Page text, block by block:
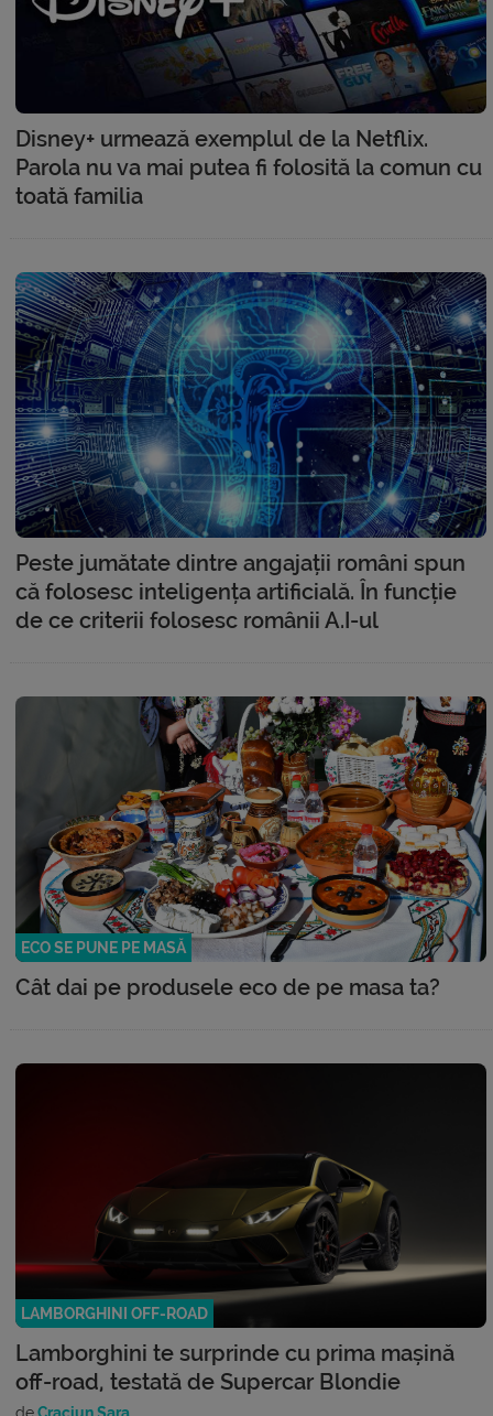
Disney+ urmează exemplul de la Netflix.
Parola nu va mai putea fi folosită la comun cu
toată familia
Peste jumătate dintre angajații români spun
că folosesc inteligența artificială. În funcție
de ce criterii folosesc românii A.I-ul
ECO SE PUNE PE MASĂ
Cât dai pe produsele eco de pe masa ta?
LAMBORGHINI OFF-ROAD
Lamborghini te surprinde cu prima mașină
off-road, testată de Supercar Blondie